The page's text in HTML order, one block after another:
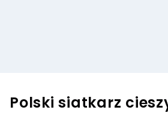
Polski siatkarz